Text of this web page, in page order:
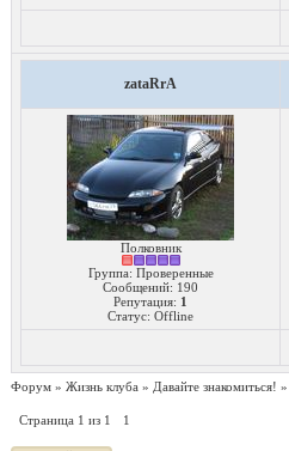
zataRrA
Полковник
Группа: Проверенные
Сообщений: 190
Репутация: 1
Статус: Offline
Форум » Жизнь клуба » Давайте знакомиться! »
Страница 1 из 1 1